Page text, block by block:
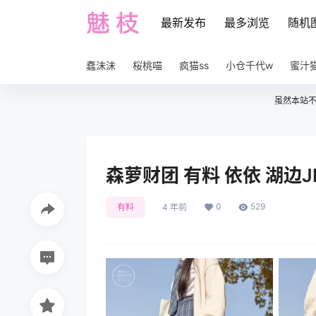
最新发布 最多浏览 随机
蠢沫沫 桜桃喵 疯猫ss 小仓千代w 蜜汁
虽然本站
森萝财团 有料 依依 湖边
有料 4 年前 0 529